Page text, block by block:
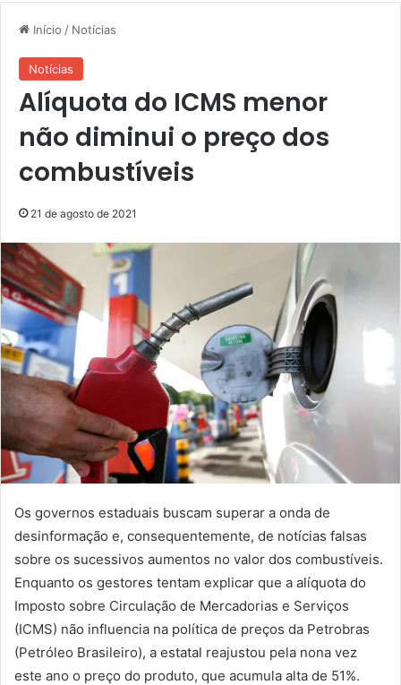
Início / Notícias
Notícias
Alíquota do ICMS menor
não diminui o preço dos
combustíveis
21 de agosto de 2021
Os governos estaduais buscam superar a onda de
desinformação e, consequentemente, de notícias falsas
sobre os sucessivos aumentos no valor dos combustíveis.
Enquanto os gestores tentam explicar que a alíquota do
Imposto sobre Circulação de Mercadorias e Serviços
(ICMS) não influencia na política de preços da Petrobras
(Petróleo Brasileiro), a estatal reajustou pela nona vez
este ano o preço do produto, que acumula alta de 51%.